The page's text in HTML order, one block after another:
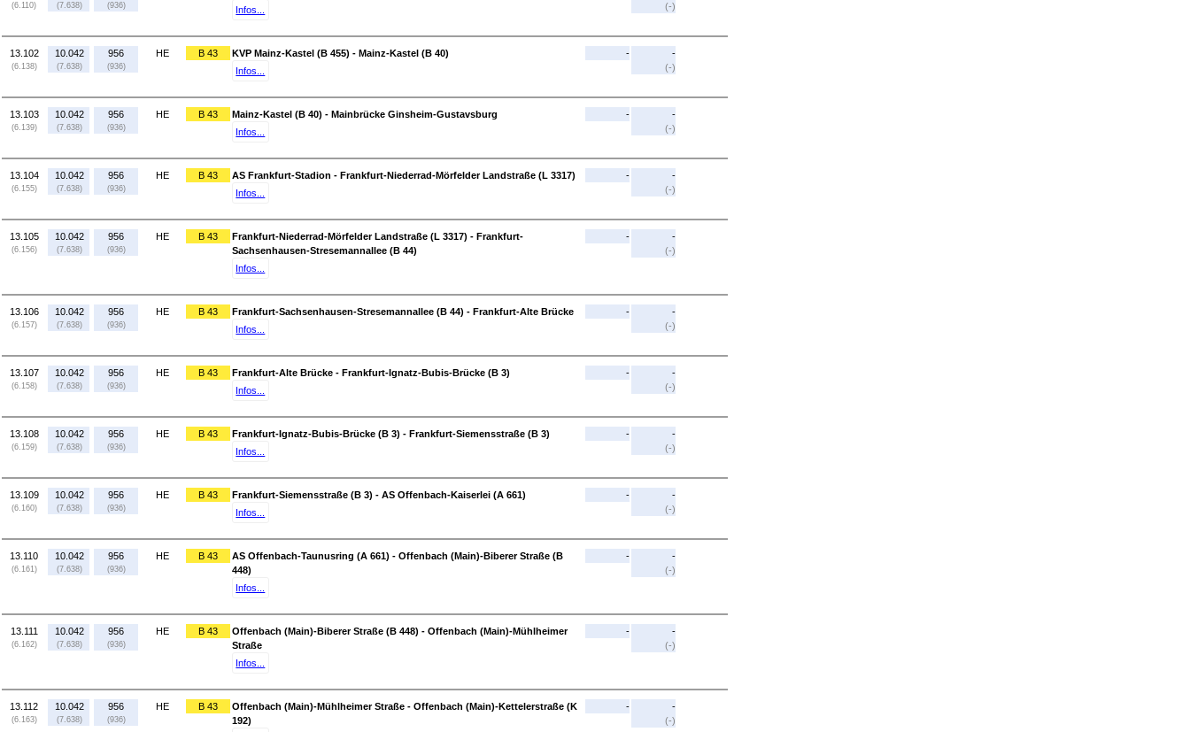
(6.110) (7.638) (936)
Infos...
(-)
13.102
(6.138)
10.042
(7.638)
956
(936)
HE B 43
KVP Mainz-Kastel (B 455) - Mainz-Kastel (B 40)
Infos...
-
-
(-)
13.103
(6.139)
10.042
(7.638)
956
(936)
HE B 43
Mainz-Kastel (B 40) - Mainbrücke Ginsheim-Gustavsburg
Infos...
-
-
(-)
13.104
(6.155)
10.042
(7.638)
956
(936)
HE B 43
AS Frankfurt-Stadion - Frankfurt-Niederrad-Mörfelder Landstraße (L 3317)
Infos...
-
-
(-)
13.105
(6.156)
10.042
(7.638)
956
(936)
HE B 43
Frankfurt-Niederrad-Mörfelder Landstraße (L 3317) - Frankfurt-
Sachsenhausen-Stresemannallee (B 44)
Infos...
-
-
(-)
13.106
(6.157)
10.042
(7.638)
956
(936)
HE B 43
Frankfurt-Sachsenhausen-Stresemannallee (B 44) - Frankfurt-Alte Brücke
Infos...
-
-
(-)
13.107
(6.158)
10.042
(7.638)
956
(936)
HE B 43
Frankfurt-Alte Brücke - Frankfurt-Ignatz-Bubis-Brücke (B 3)
Infos...
-
-
(-)
13.108
(6.159)
10.042
(7.638)
956
(936)
HE B 43
Frankfurt-Ignatz-Bubis-Brücke (B 3) - Frankfurt-Siemensstraße (B 3)
Infos...
-
-
(-)
13.109
(6.160)
10.042
(7.638)
956
(936)
HE B 43
Frankfurt-Siemensstraße (B 3) - AS Offenbach-Kaiserlei (A 661)
Infos...
-
-
(-)
13.110
(6.161)
10.042
(7.638)
956
(936)
HE B 43
AS Offenbach-Taunusring (A 661) - Offenbach (Main)-Biberer Straße (B
448)
Infos...
-
-
(-)
13.111
(6.162)
10.042
(7.638)
956
(936)
HE B 43
Offenbach (Main)-Biberer Straße (B 448) - Offenbach (Main)-Mühlheimer
Straße
Infos...
-
-
(-)
13.112
(6.163)
10.042
(7.638)
956
(936)
HE B 43
Offenbach (Main)-Mühlheimer Straße - Offenbach (Main)-Kettelerstraße (K
192)
-
-
(-)